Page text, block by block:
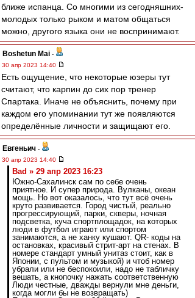
ближе испанца. Со многими из сегодняшних-
молодых только рыком и матом общаться
можно, другого языка они не воспринимают.
Boshetun Mai -
30 апр 2023 14:40
Есть ощущение, что некоторые юзеры тут
считают, что карпин до сих пор тренер
Спартака. Иначе не объяснить, почему при
каждом его упоминании тут же появляются
определённые личности и защищают его.
Евгеньич -
30 апр 2023 14:40
Bad » 29 апр 2023 16:23
Южно-Сахалинск сам по себе очень
приятное. И супер природа. Вулканы, океан
мощь. Но вот оказалось, что тут всё очень
круто развивается. Город чистый, реально
прогрессирующий, парки, скверы, ночная
подсветка, куча спортплощадок, на которых
люди в футбол играют или спортом
занимаются, а не ханку кушают. QR- коды на
остановках, красивый стрит-арт на стенах. В
номере стандарт умный унитаз стоит, как в
Японии, с пультом и музыкой) и чтоб номер
убрали или не беспокоили, надо не табличку
вешать, а кнопочку нажать соответственную
Люди честные, дважды вернули мне деньги,
когда могли бы не возвращать)